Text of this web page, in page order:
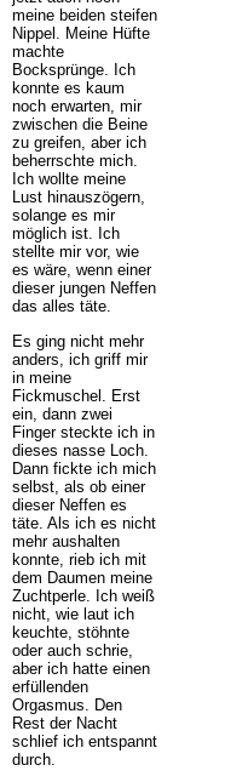
meine beiden steifen
Nippel. Meine Hüfte
machte
Bocksprünge. Ich
konnte es kaum
noch erwarten, mir
zwischen die Beine
zu greifen, aber ich
beherrschte mich.
Ich wollte meine
Lust hinauszögern,
solange es mir
möglich ist. Ich
stellte mir vor, wie
es wäre, wenn einer
dieser jungen Neffen
das alles täte.
Es ging nicht mehr
anders, ich griff mir
in meine
Fickmuschel. Erst
ein, dann zwei
Finger steckte ich in
dieses nasse Loch.
Dann fickte ich mich
selbst, als ob einer
dieser Neffen es
täte. Als ich es nicht
mehr aushalten
konnte, rieb ich mit
dem Daumen meine
Zuchtperle. Ich weiß
nicht, wie laut ich
keuchte, stöhnte
oder auch schrie,
aber ich hatte einen
erfüllenden
Orgasmus. Den
Rest der Nacht
schlief ich entspannt
durch.